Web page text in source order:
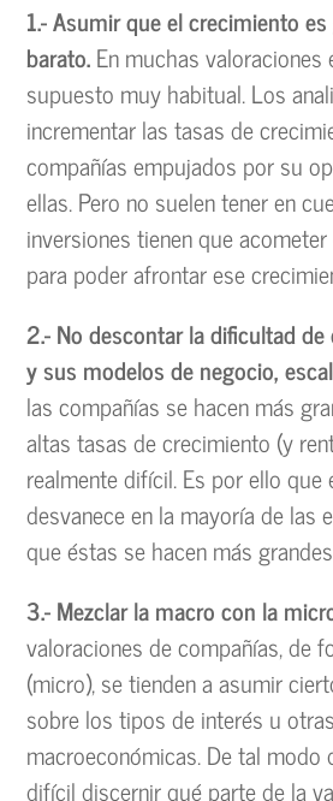
1.- Asumir que el crecimiento
barato.En muchas valoraciones
supuesto muy habitual. Los
incrementar las tasas de
compañías empujados por su
ellas. Pero no suelen tener en
inversiones tienen que
para poder afrontar ese
2.- No descontar la dificultad
y sus modelos de negocio,
las compañías se hacen más
altas tasas de crecimiento (y
realmente difícil. Es por ello
desvanece en la mayoría de las
que éstas se hacen más
3.- Mezclar la macro con la
valoraciones de compañías, de
(micro), se tienden a asumir
sobre los tipos de interés u
macroeconómicas. De tal modo
difícil discernir qué parte de la